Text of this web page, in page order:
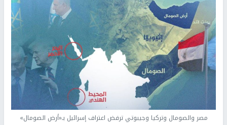
مصر والصومال وتركيا وجيبوتي ترفض اعتراف إسرائيل بـ«أرض الصومال»